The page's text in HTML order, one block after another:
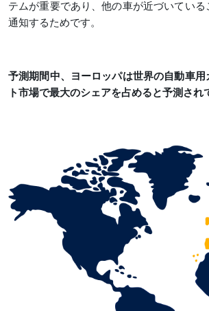
テムが重要であり、他の車が近づいている
通知するためです。
予測期間中、ヨーロッパは世界の自動車用
ト市場で最大のシェアを占めると予測され